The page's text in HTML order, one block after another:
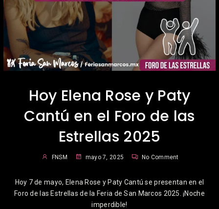
Hoy Elena Rose y Paty
Cantú en el Foro de las
Estrellas 2025
FNSM mayo 7, 2025 No Comment
Hoy 7 de mayo, Elena Rose y Paty Cantú se presentan en el
Foro de las Estrellas de la Feria de San Marcos 2025. ¡Noche
imperdible!